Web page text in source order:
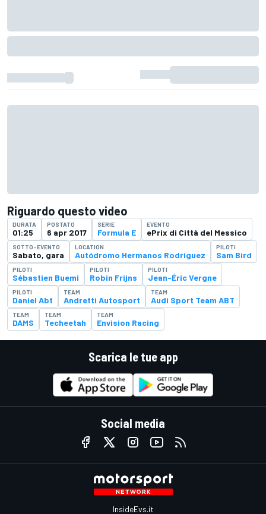
Riguardo questo video
DURATA
01:25
POSTATO
6 apr 2017
SERIE
Formula E
EVENTO
ePrix di Città del Messico
SOTTO-EVENTO
Sabato, gara
LOCATION
Autódromo Hermanos Rodríguez
PILOTI
Sam Bird
PILOTI
Sébastien Buemi
PILOTI
Robin Frijns
PILOTI
Jean-Éric Vergne
PILOTI
Daniel Abt
TEAM
Andretti Autosport
TEAM
Audi Sport Team ABT
TEAM
DAMS
TEAM
Techeetah
TEAM
Envision Racing
Scarica le tue app
Social media
InsideEvs.it